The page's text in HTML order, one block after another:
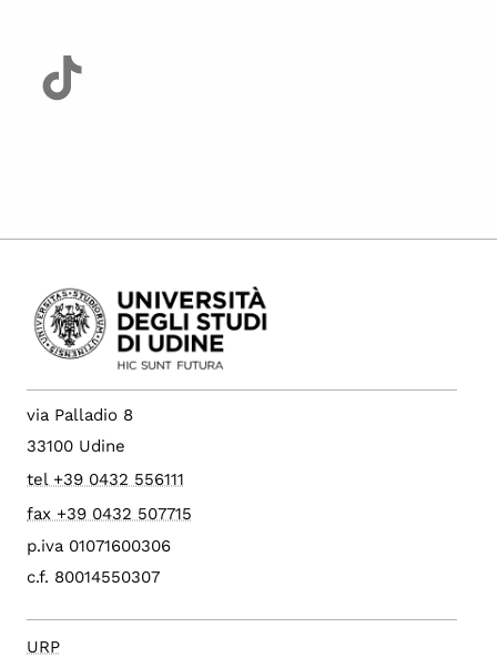
via Palladio 8
33100 Udine
tel +39 0432 556111
fax +39 0432 507715
p.iva 01071600306
c.f. 80014550307
URP